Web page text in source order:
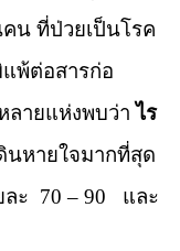
น ที่ป่วยเป็นโรค
พ้ต่อสารก่อ
ลายแห่งพบว่าไร
นหายใจมากที่สุด
ะ 70– 90
และ